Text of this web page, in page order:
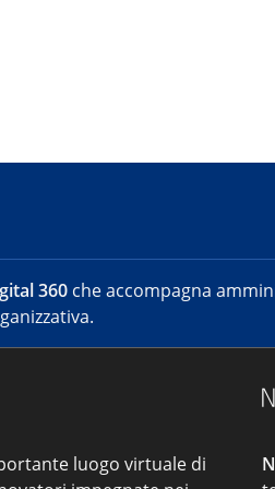
360 che accompagna
luogo virtuale di